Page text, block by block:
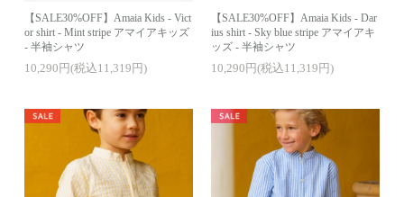
【SALE30%OFF】Amaia Kids - Vict
or shirt - Mint stripe アマイアキッズ
- 半袖シャツ
10,290円(税込11,319円)
【SALE30%OFF】Amaia Kids - Dar
ius shirt - Sky blue stripe アマイアキ
ッズ - 半袖シャツ
10,290円(税込11,319円)